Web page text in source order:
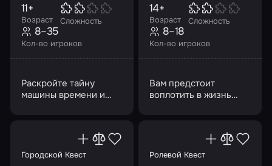
Возраст
11+
Сложность
Кол-во игроков
8–35
Раскройте тайну
машины времени и
Возраст
14+
Сложность
Кол-во игроков
8–18
Вам предстоит
воплотить в жизнь
Городской Квест Ролевой Квест